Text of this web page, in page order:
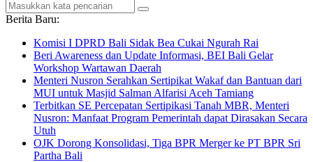
Berita Baru:
Komisi I DPRD Bali Sidak Bea Cukai Ngurah Rai
Beri Awareness dan Update Informasi, BEI Bali Gelar
Workshop Wartawan Daerah
Menteri Nusron Serahkan Sertipikat Wakaf dan Bantuan dari
MUI untuk Masjid Salman Alfarisi Aceh Tamiang
Terbitkan SE Percepatan Sertipikasi Tanah MBR, Menteri
Nusron: Manfaat Program Pemerintah dapat Dirasakan Secara
Utuh
OJK Dorong Konsolidasi, Tiga BPR Merger ke PT BPR Sri
Partha Bali